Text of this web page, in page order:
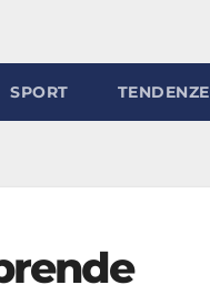
SPORT TENDENZE